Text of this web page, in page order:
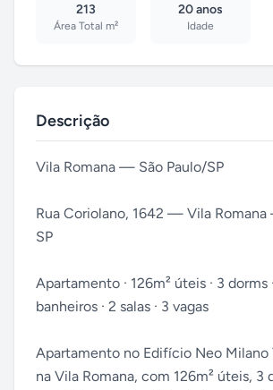
213
Área Total m²
20 anos
Idade
Descrição
Vila Romana — São Paulo/SP
Rua Coriolano, 1642 — Vila
SP
Apartamento · 126m² úteis · 3 dorms
banheiros · 2 salas · 3 vagas
Apartamento no Edifício Neo Milano
na Vila Romana, com 126m² úteis, 3